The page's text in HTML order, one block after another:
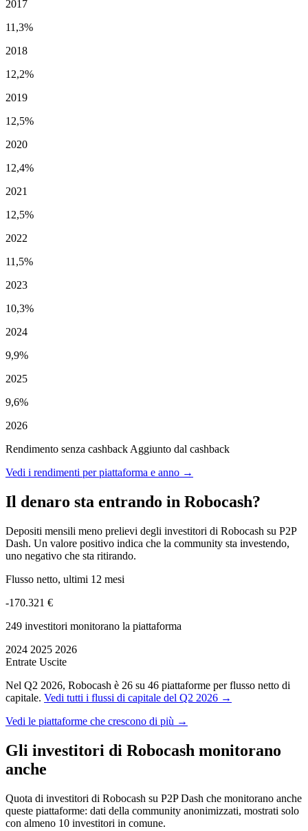
2017
11,3%
2018
12,2%
2019
12,5%
2020
12,4%
2021
12,5%
2022
11,5%
2023
10,3%
2024
9,9%
2025
9,6%
2026
Rendimento senza cashback Aggiunto dal cashback
Vedi i rendimenti per piattaforma e anno →
Il denaro sta entrando in Robocash?
Depositi mensili meno prelievi degli investitori di Robocash su P2P
Dash. Un valore positivo indica che la community sta investendo,
uno negativo che sta ritirando.
Flusso netto, ultimi 12 mesi
-170.321 €
249 investitori monitorano la piattaforma
2024 2025 2026
Entrate Uscite
Nel Q2 2026, Robocash è 26 su 46 piattaforme per flusso netto di
capitale. Vedi tutti i flussi di capitale del Q2 2026 →
Vedi le piattaforme che crescono di più →
Gli investitori di Robocash monitorano
anche
Quota di investitori di Robocash su P2P Dash che monitorano anche
queste piattaforme: dati della community anonimizzati, mostrati solo
con almeno 10 investitori in comune.